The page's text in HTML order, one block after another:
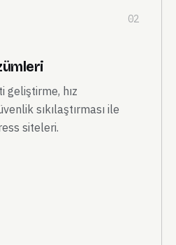
02
geliştirme, hız
sıkılaştırması ile
siteleri.